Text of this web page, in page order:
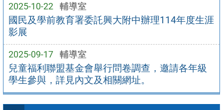
2025-10-22 輔導室
國民及學前教育署委託興大附中辦理114年度生涯
影展
2025-09-17 輔導室
兒童福利聯盟基金會舉行問卷調查，邀請各年級
學生參與，詳見內文及相關網址。